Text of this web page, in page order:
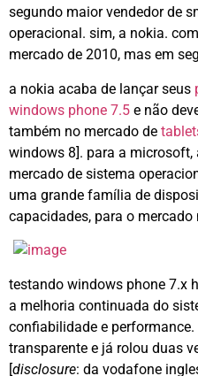
segundo maior vendedor de
operacional. sim, a nokia.
mercado de 2010, mas em
a nokia acaba de lançar seus
windows phone 7.5 e não
também no mercado de
windows 8]. para a microsoft,
mercado de sistema
uma grande família de
capacidades, para o mercado
testando windows phone 7.x
a melhoria continuada do
confiabilidade e
transparente e já rolou duas
[disclosure: da vodafone